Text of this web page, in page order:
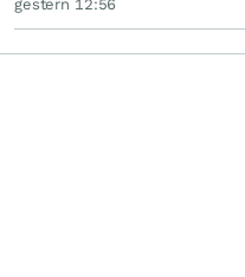
gestern 12:56